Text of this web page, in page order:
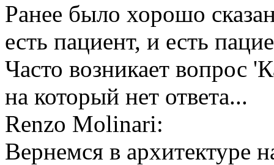
Ранее было хорошо
есть пациент, и есть
Часто возникает вопрос
на который нет ответа...
Renzo Molinari:
Вернемся в архитектуре